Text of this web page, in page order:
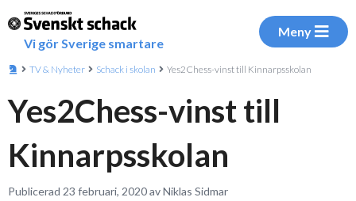
Vi gör Sverige smartare
Meny
TV & Nyheter Schack i skolan Yes2Chess-vinst till Kinnarpsskolan
Yes2Chess-vinst till
Kinnarpsskolan
Publicerad 23 februari, 2020 av Niklas Sidmar